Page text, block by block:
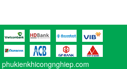
phukienkhicongnghiep.com